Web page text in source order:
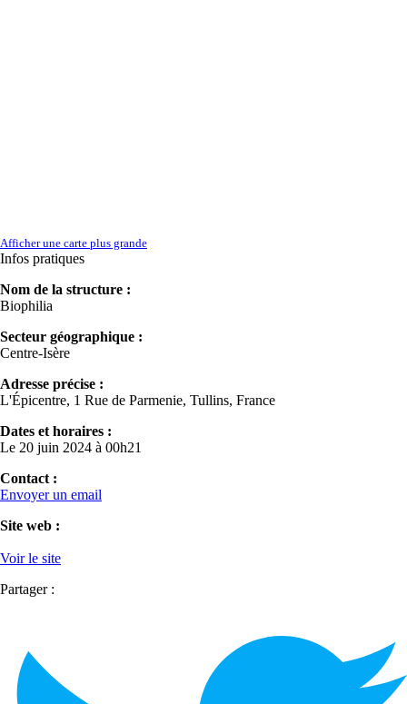
Afficher une carte plus grande
Infos pratiques
Nom de la structure :
Biophilia
Secteur géographique :
Centre-Isère
Adresse précise :
L'Épicentre, 1 Rue de Parmenie, Tullins, France
Dates et horaires :
Le 20 juin 2024 à 00h21
Contact :
Envoyer un email
Site web :
Voir le site
Partager :